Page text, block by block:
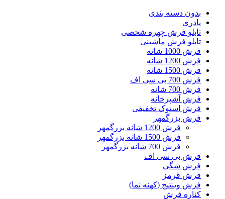
بدون دسته بندی
پادری
تابلو فرش چهره شخصی
تابلو فرش ماشینی
فرش 1000 شانه
فرش 1200 شانه
فرش 1500 شانه
فرش 700 بی سی اف
فرش 700 شانه
فرش آشپرخانه
فرش استوک تخفیفی
فرش بزرگمهر
فرش 1200 شانه بزرگمهر
فرش 1500 شانه بزرگمهر
فرش 700 شانه بزرگمهر
فرش بی سی اف
فرش شگی
فرش قرمز
فرش وینتیج (کهنه نما)
کناره فرش